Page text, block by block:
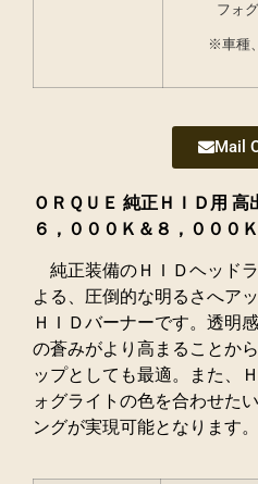
フォ
※車種
Mail
ＯＲＱＵＥ 純正ＨＩＤ用 高
６，０００Ｋ＆８，０００Ｋ
純正装備のＨＩＤヘッド
よる、圧倒的な明るさへア
ＨＩＤバーナーです。 透明
の蒼みがより高まることか
ップとしても最適。また、
ォグライトの色を合わせた
ングが実現可能となります。